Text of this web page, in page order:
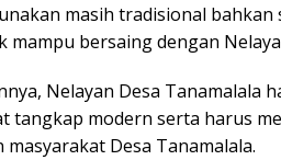
masih tradisional
mampu bersaing dengan
Nelayan Desa Tanamalala
tangkap modern serta harus
Desa Tanamalala.